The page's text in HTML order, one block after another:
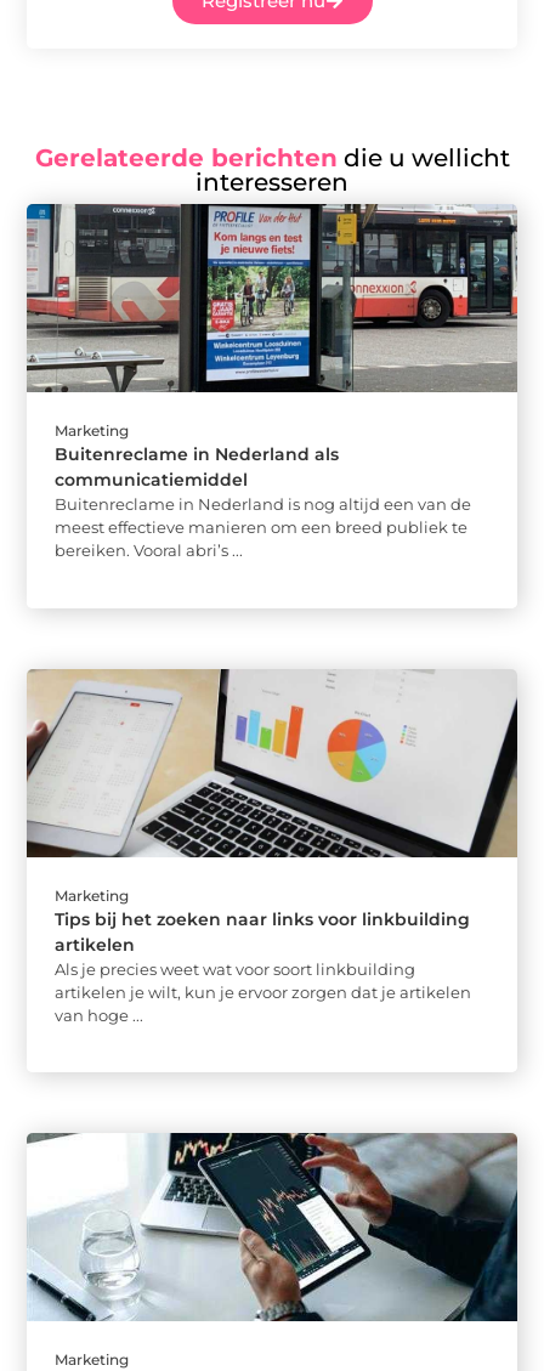
Gerelateerde berichten die u wellicht
interesseren
Marketing
Buitenreclame in Nederland als
communicatiemiddel
Buitenreclame in Nederland is nog altijd een van de
meest effectieve manieren om een breed publiek te
bereiken. Vooral abri’s ...
Marketing
Tips bij het zoeken naar links voor linkbuilding
artikelen
Als je precies weet wat voor soort linkbuilding
artikelen je wilt, kun je ervoor zorgen dat je artikelen
van hoge ...
Marketing